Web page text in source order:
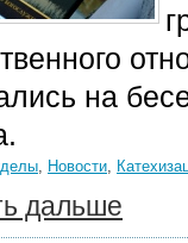
на
, Новости,
дальше